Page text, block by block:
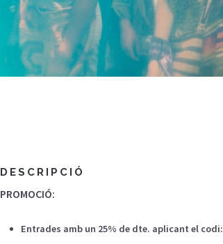
DESCRIPCIÓ
PROMOCIÓ:
Entrades amb un 25% de dte. aplicant el codi: